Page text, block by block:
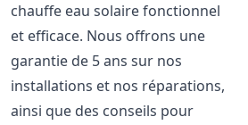
chauffe eau solaire fonctionnel
et efficace. Nous offrons une
garantie de 5 ans sur nos
installations et nos réparations,
ainsi que des conseils pour